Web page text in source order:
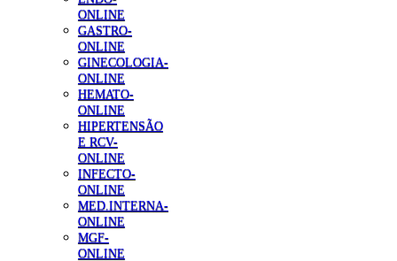
ONLINE
GASTRO-
ONLINE
GINECOLOGIA-
ONLINE
HEMATO-
ONLINE
HIPERTENSÃO
E RCV-
ONLINE
INFECTO-
ONLINE
MED.INTERNA-
ONLINE
MGF-
ONLINE